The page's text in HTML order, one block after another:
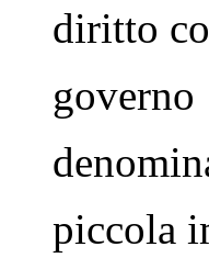
diritto
governo
piccola